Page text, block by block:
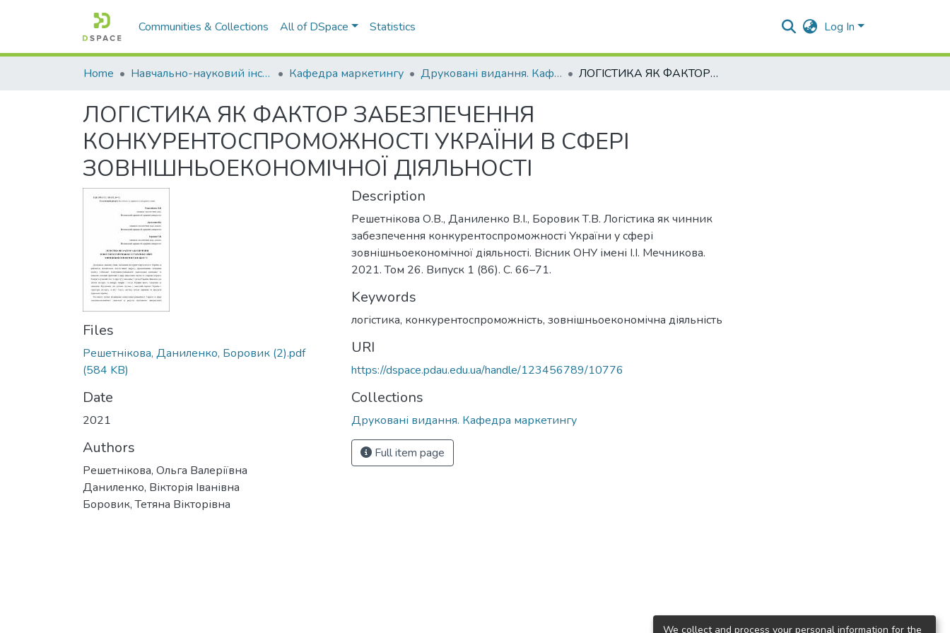
Communities & Collections All of DSpace Statistics Log In
Home Навчально-науковий інститут економіки, управління, права та інформаційних технологій Кафедра маркетингу Друковані видання. Кафедра маркетингу ЛОГІСТИКА ЯК ФАКТОР ЗАБЕЗПЕЧЕННЯ КОНКУРЕНТОСПРОМОЖНОСТІ УКРАЇНИ В СФЕРІ ЗОВНІШНЬОЕКОНОМІЧНОЇ ДІЯЛЬНОСТІ
ЛОГІСТИКА ЯК ФАКТОР ЗАБЕЗПЕЧЕННЯ
КОНКУРЕНТОСПРОМОЖНОСТІ УКРАЇНИ В СФЕРІ
ЗОВНІШНЬОЕКОНОМІЧНОЇ ДІЯЛЬНОСТІ
Files
Решетнікова, Даниленко, Боровик (2).pdf
(584 KB)
Date
2021
Authors
Решетнікова, Ольга Валеріївна
Даниленко, Вікторія Іванівна
Боровик, Тетяна Вікторівна
Description
Решетнікова О.В., Даниленко В.І., Боровик Т.В. Логістика як чинник
забезпечення конкурентоспроможності України у сфері
зовнішньоекономічної діяльності. Вісник ОНУ імені І.І. Мечникова.
2021. Том 26. Випуск 1 (86). С. 66–71.
Keywords
логістика, конкурентоспроможність, зовнішньоекономічна діяльність
URI
https://dspace.pdau.edu.ua/handle/123456789/10776
Collections
Друковані видання. Кафедра маркетингу
Full item page
We collect and process your personal information for the